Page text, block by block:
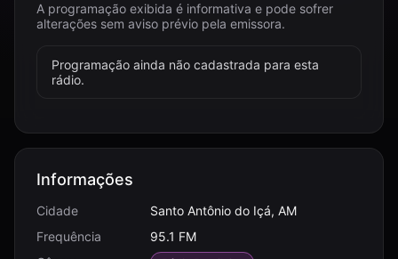
A programação exibida é informativa e pode sofrer
alterações sem aviso prévio pela emissora.
Programação ainda não cadastrada para esta
rádio.
Informações
Cidade
Santo Antônio do Içá, AM
Frequência
95.1 FM